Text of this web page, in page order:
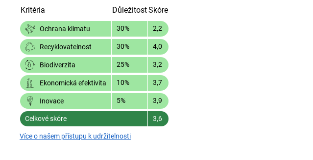
Kritéria DůležitostSkóre
Ochrana klimatu 30% 2,2
Recyklovatelnost 30% 4,0
Biodiverzita 25% 3,2
Ekonomická efektivita 10% 3,7
Inovace 5% 3,9
Celkové skóre 3,6
Více o našem přístupu k udržitelnosti